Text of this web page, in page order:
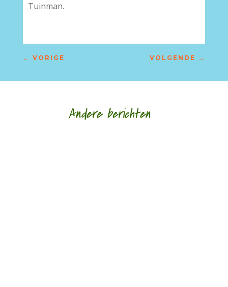
Tuinman.
← VORIGE VOLGENDE →
Andere berichten